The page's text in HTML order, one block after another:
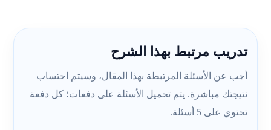
تدريب مرتبط بهذا الشرح
أجب عن الأسئلة المرتبطة بهذا المقال، وسيتم احتساب
نتيجتك مباشرة. يتم تحميل الأسئلة على دفعات؛ كل دفعة
تحتوي على 5 أسئلة.